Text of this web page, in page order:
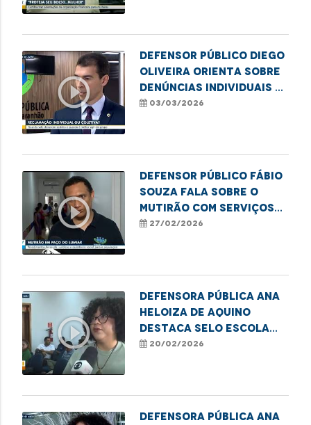
play_circle_outline
Defensor público Diego
Oliveira orienta sobre
denúncias individuais e
coletivas
03/03/2026
play_circle_outline
Defensor Público Fábio
Souza fala sobre o
mutirão com serviços
para moradores em
Paço do Lumiar
27/02/2026
play_circle_outline
Defensora Pública Ana
Heloiza de Aquino
destaca Selo Escola
Antirracista em
20/02/2026
Defensora Pública Ana